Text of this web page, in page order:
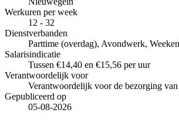
Werkuren per week
12 - 32
Dienstverbanden
Parttime (overdag), Avondwerk,
Salarisindicatie
Tussen €14,40 en €15,56 per uur
Verantwoordelijk voor
Verantwoordelijk voor de bezorging van
Gepubliceerd op
05-08-2026